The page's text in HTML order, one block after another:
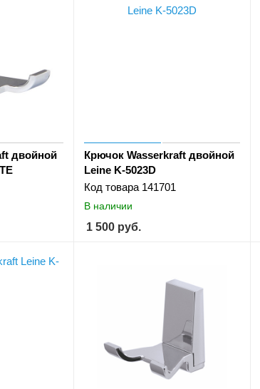
двойной
Крючок Wasserkraft двойной
Leine K-5023D
Код товара 141701
В наличии
1 500руб.